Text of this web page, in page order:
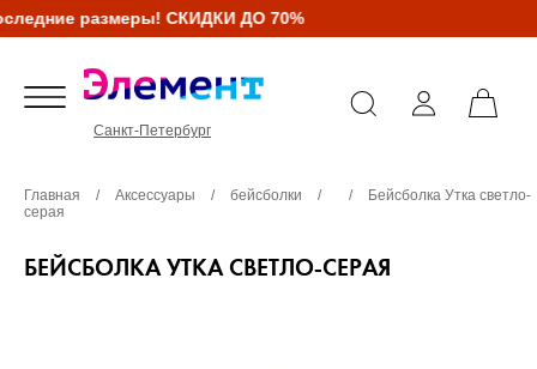
размеры! СКИДКИ ДО 70%
Санкт-Петербург
Главная / Аксессуары / бейсболки / /
Бейсболка Утка светло-
серая
БЕЙСБОЛКА УТКА СВЕТЛО-СЕРАЯ